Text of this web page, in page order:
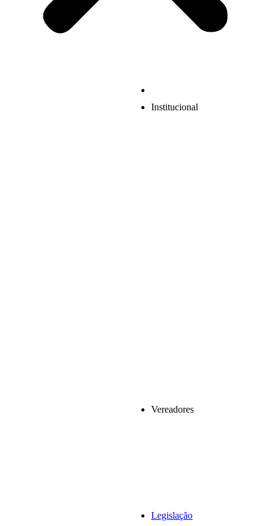
Institucional
Vereadores
Legislação